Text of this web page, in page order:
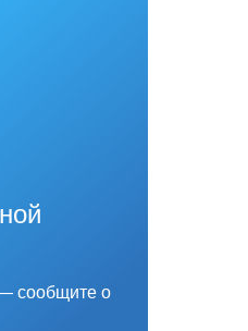
сообщите о